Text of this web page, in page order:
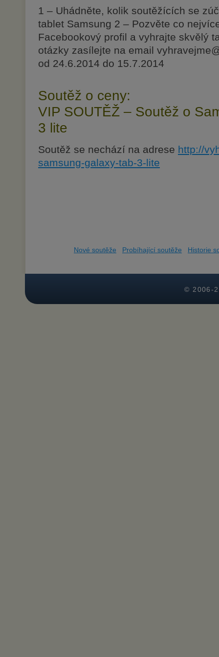
1 – Uhádněte, kolik soutěžících se
tablet Samsung 2 – Pozvěte co
Facebookový profil a vyhrajte skvělý
otázky zasílejte na email
od 24.6.2014 do 15.7.2014
Soutěž o ceny:
VIP SOUTĚŽ – Soutěž o
3 lite
Soutěž se nechází na adrese http://
samsung-galaxy-tab-3-lite
Nové soutěže Probíhající soutěže Historie
© 2006-